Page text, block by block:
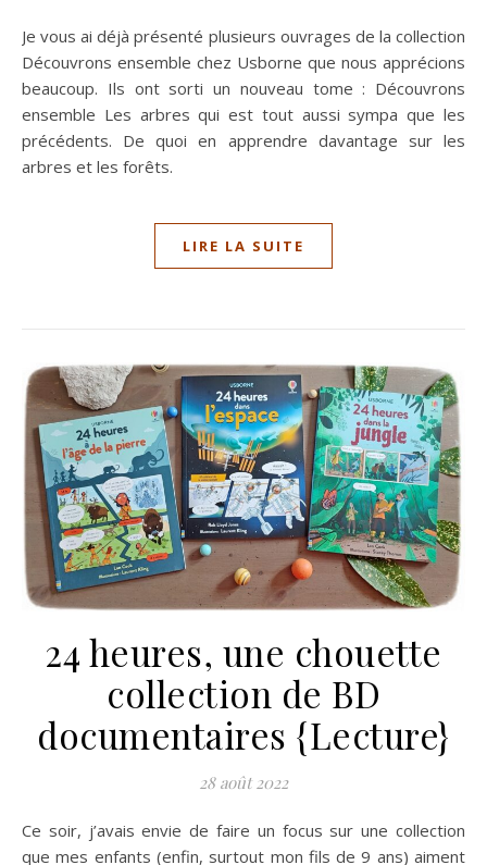
Je vous ai déjà présenté plusieurs ouvrages de la collection
Découvrons ensemble chez Usborne que nous apprécions
beaucoup. Ils ont sorti un nouveau tome : Découvrons
ensemble Les arbres qui est tout aussi sympa que les
précédents. De quoi en apprendre davantage sur les
arbres et les forêts.
LIRE LA SUITE
24 heures, une chouette
collection de BD
documentaires {Lecture}
28 août 2022
Ce soir, j’avais envie de faire un focus sur une collection
que mes enfants (enfin, surtout mon fils de 9 ans) aiment